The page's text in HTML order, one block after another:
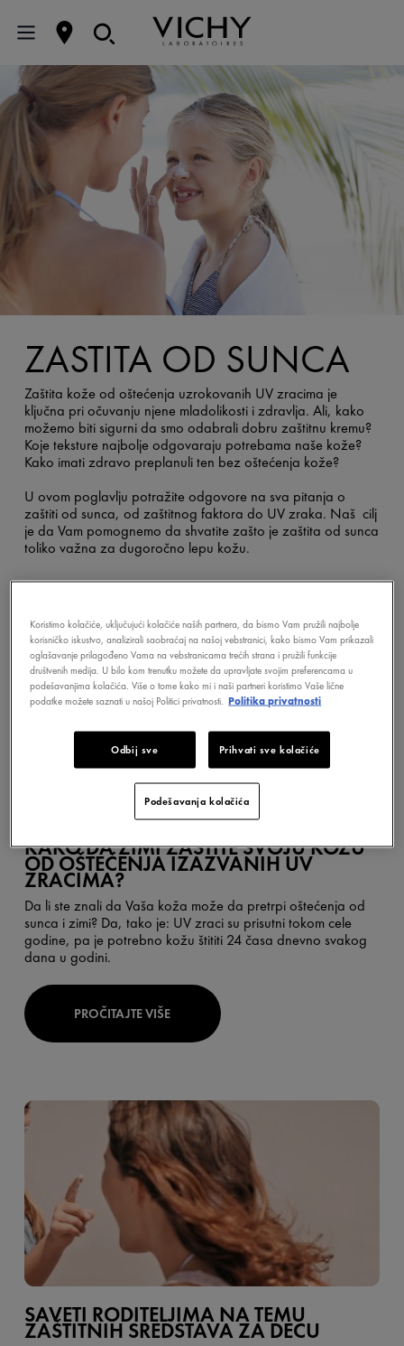
ZAŠTITA OD SUNCA
Zaštita kože od oštećenja uzrokovanih UV zracima je
ključna pri očuvanju njene mladolikosti i zdravlja. Ali, kako
možemo biti sigurni da smo odabrali dobru zaštitnu kremu?
Koje teksture najbolje odgovaraju potrebama naše kože?
Kako imati zdravo preplanuli ten bez oštećenja kože?
U ovom poglavlju potražite odgovore na sva pitanja o
zaštiti od sunca, od zaštitnog faktora do UV zraka. Naš cilj
je da Vam pomognemo da shvatite zašto je zaštita od sunca
toliko važna za dugoročno lepu kožu.
KAKO DA ZIMI ZAŠTITE SVOJU KOŽU
OD OŠTEĆENJA IZAZVANIH UV
ZRACIMA?
Da li ste znali da Vaša koža može da pretrpi oštećenja od
sunca i zimi? Da, tako je: UV zraci su prisutni tokom cele
godine, pa je potrebno kožu štititi 24 časa dnevno svakog
dana u godini.
PROČITAJTE VIŠE
SAVETI RODITELJIMA NA TEMU
ZAŠTITNIH SREDSTAVA ZA DECU
Koristimo kolačiće, uključujući kolačiće naših partnera, da bismo Vam pružili najbolje
korisničko iskustvo, analizirali saobraćaj na našoj vebstranici, kako bismo Vam prikazali
oglašavanje prilagođeno Vama na vebstranicama trećih strana i pružili funkcije
društvenih medija. U bilo kom trenutku možete da upravljate svojim preferencama u
podešavanjima kolačića. Više o tome kako mi i naši partneri koristimo Vaše lične
podatke možete saznati u našoj Politici privatnosti. Politika privatnosti
Odbij sve Prihvati sve kolačiće
Podešavanja kolačića